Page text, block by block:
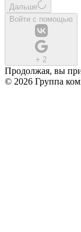
Дальше
Войти с помощью
+ 2
Продолжая, вы
© 2026 Группа